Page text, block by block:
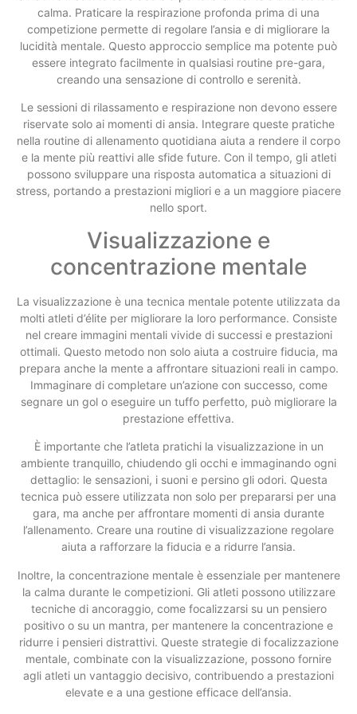
calma. Praticare la respirazione profonda prima di una
competizione permette di regolare l’ansia e di migliorare la
lucidità mentale. Questo approccio semplice ma potente può
essere integrato facilmente in qualsiasi routine pre-gara,
creando una sensazione di controllo e serenità.
Le sessioni di rilassamento e respirazione non devono essere
riservate solo ai momenti di ansia. Integrare queste pratiche
nella routine di allenamento quotidiana aiuta a rendere il corpo
e la mente più reattivi alle sfide future. Con il tempo, gli atleti
possono sviluppare una risposta automatica a situazioni di
stress, portando a prestazioni migliori e a un maggiore piacere
nello sport.
Visualizzazione e
concentrazione mentale
La visualizzazione è una tecnica mentale potente utilizzata da
molti atleti d’élite per migliorare la loro performance. Consiste
nel creare immagini mentali vivide di successi e prestazioni
ottimali. Questo metodo non solo aiuta a costruire fiducia, ma
prepara anche la mente a affrontare situazioni reali in campo.
Immaginare di completare un’azione con successo, come
segnare un gol o eseguire un tuffo perfetto, può migliorare la
prestazione effettiva.
È importante che l’atleta pratichi la visualizzazione in un
ambiente tranquillo, chiudendo gli occhi e immaginando ogni
dettaglio: le sensazioni, i suoni e persino gli odori. Questa
tecnica può essere utilizzata non solo per prepararsi per una
gara, ma anche per affrontare momenti di ansia durante
l’allenamento. Creare una routine di visualizzazione regolare
aiuta a rafforzare la fiducia e a ridurre l’ansia.
Inoltre, la concentrazione mentale è essenziale per mantenere
la calma durante le competizioni. Gli atleti possono utilizzare
tecniche di ancoraggio, come focalizzarsi su un pensiero
positivo o su un mantra, per mantenere la concentrazione e
ridurre i pensieri distrattivi. Queste strategie di focalizzazione
mentale, combinate con la visualizzazione, possono fornire
agli atleti un vantaggio decisivo, contribuendo a prestazioni
elevate e a una gestione efficace dell’ansia.